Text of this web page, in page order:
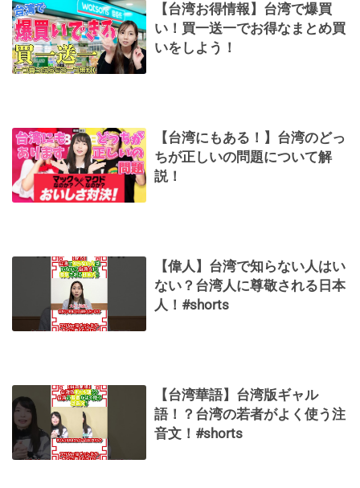
【台湾お得情報】台湾で爆買
い！買一送一でお得なまとめ買
いをしよう！
【台湾にもある！】台湾のどっ
ちが正しいの問題について解
説！
【偉人】台湾で知らない人はい
ない？台湾人に尊敬される日本
人！#shorts
【台湾華語】台湾版ギャル
語！？台湾の若者がよく使う注
音文！#shorts